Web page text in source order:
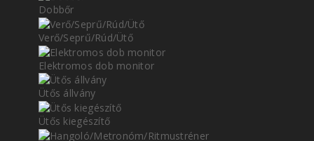
Dobbőr
Verő/Seprű/Rúd/Ütő
Elektromos dob monitor
Ütős állvány
Ütős kiegészítő